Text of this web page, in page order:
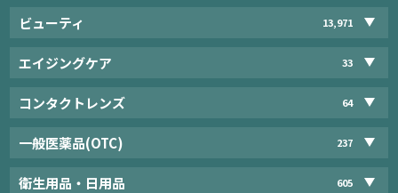
ビューティ 13,971
エイジングケア 33
コンタクトレンズ 64
一般医薬品(OTC) 237
衛生用品・日用品 605